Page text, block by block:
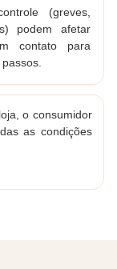
(greves,
podem afetar
contato para
o consumidor
as condições